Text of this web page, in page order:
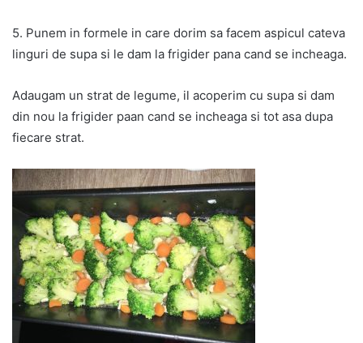
5. Punem in formele in care dorim sa facem aspicul cateva
linguri de supa si le dam la frigider pana cand se incheaga.
Adaugam un strat de legume, il acoperim cu supa si dam
din nou la frigider paan cand se incheaga si tot asa dupa
fiecare strat.